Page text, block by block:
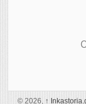
© 2026, ↑